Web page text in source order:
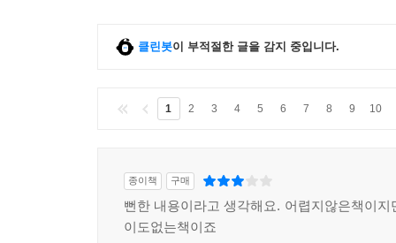
클린봇이 부적절한 글을 감지 중입니다.
1 2 3 4 5 6 7 8 9 10
종이책 구매
뻔한 내용이라고 생각해요. 어렵지않은책이지
이도없는책이죠